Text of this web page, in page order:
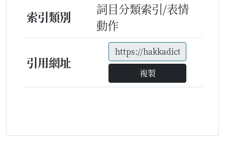
索引類別
詞目分類索引/表情
動作
引用網址
複製